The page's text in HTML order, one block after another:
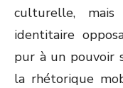
culturelle,
identitaire
pur à un pouvoir
la rhétorique